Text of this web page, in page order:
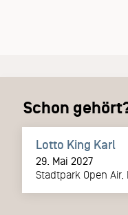
Schon
Lotto King Karl
29. Mai 2027
Stadtpark Open